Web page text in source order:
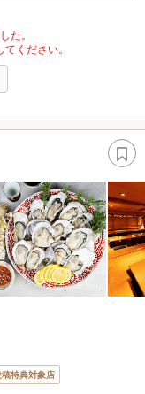
た。
ください。
特典対象店